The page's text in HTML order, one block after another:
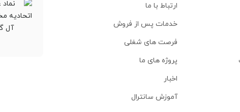
ارتباط با ما
خدمات پس از فروش
فرصت های شغلی
پروژه های ما
اخبار
آموزش سانترال